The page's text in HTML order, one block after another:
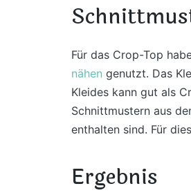
Für das Crop-Top
nähen genutzt. Das
Kleides kann gut als
Schnittmustern aus
enthalten sind. Für
Ergebnis